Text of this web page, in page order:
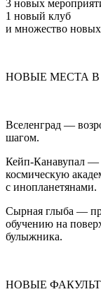
3 новых
1 новый клуб
и множество
НОВЫЕ МЕСТА
Вселенград —
шагом.
Кейп-Канавупал —
космическую
с инопланетянами.
Сырная глыба —
обучению на
булыжника.
НОВЫЕ